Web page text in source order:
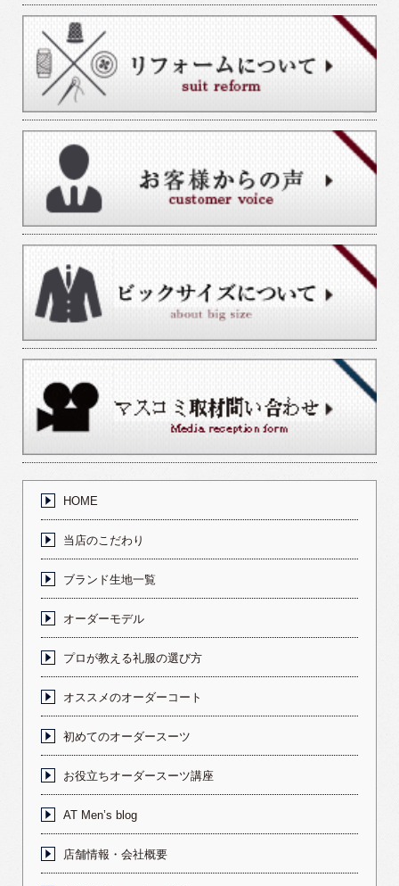
HOME
当店のこだわり
ブランド生地一覧
オーダーモデル
プロが教える礼服の選び方
オススメのオーダーコート
初めてのオーダースーツ
お役立ちオーダースーツ講座
AT Men’s blog
店舗情報・会社概要